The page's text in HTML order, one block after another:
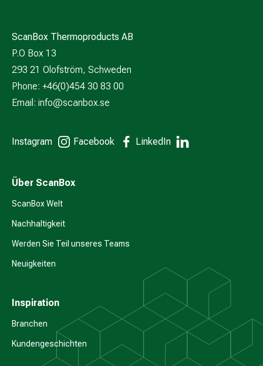
ScanBox Thermoproducts AB
P.O Box 13
293 21 Olofström, Schweden
Phone: +46(0)454 30 83 00
Email: info@scanbox.se
Instagram Facebook LinkedIn
Über ScanBox
ScanBox Welt
Nachhaltigkeit
Werden Sie Teil unseres Teams
Neuigkeiten
Inspiration
Branchen
Kundengeschichten